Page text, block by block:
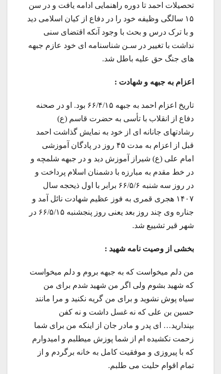
تحصیلات احمد تا دوره راهنمایی ادامه یافت و در سن
۱۵ سالگی وظیفه خود را در دفاع از کیان اسلامی دید
و با ترک درس و بحث با وجود آنکه اقتضای سنی
نداشت با تغییر در سـن شناسنامه ای خود عازم جبهه
های جنگ حق علیه باطل شد.
اعزام به جبهه و شهادت :
تاریخ اعزام احمد به جبهه ۶۶/۴/۱۵ بود. او در صحنه
دفاع از انقلاب با تأسی به حضرت قاسم (ع)
رشادتهای جانانه ای از خود به نمایش گذاشت احمد
قبل از اعزام به مدت ۴۵ روز در پادگان آموزشی
امام علی (ع) شیراز آموزش دید و در جبهه شلمچه و
در خط مقدم به مبارزه با دشمنان اسلام پرداخت و
در روز سه شنبه ۶۶/۵/۶ برابر با اول ذیحجه سال
۱۴۰۷ هجری قمری به فوز عظیم شهادت نائل آمد و
جناره وی چند روز بعد یعنی روز پنجشنبه ۶۶/۵/۱۵ در
شهر قیر تشییع شد.
بخشی از وصیت نامه شهید :
من دلم میخواست که به جبهه بروم و دلم میخواست
که شهید بشوم ولی اگر من شهید شدم برای من
سیاه پوش نشوید و برای من گریه نکنید و مرا مانند
حسین بن علی که نه غسل داشت و نه کفن
بپندارید… ای پدر و مادر جان از اینکه من برای شما
زحمت نکشیده ام از شما پوزش میطلبم و امیدوارم
که با پیروزی و موفقیت کامل به خانه برگردم و از
تمام اقوام حلیت می طلبم.